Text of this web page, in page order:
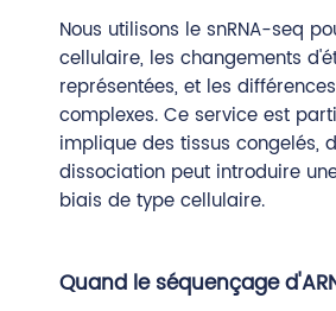
Nous utilisons le snRNA-seq
cellulaire, les changements
représentées, et les
complexes. Ce service est
implique des tissus congelés,
dissociation peut introduire
biais de type cellulaire.
Quand le séquençage